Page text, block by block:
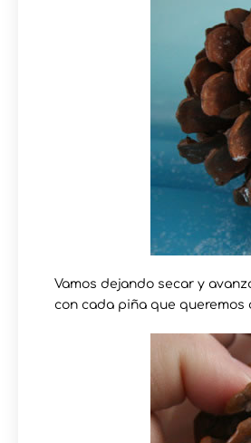
Vamos dejando secar y
con cada piña que queremos